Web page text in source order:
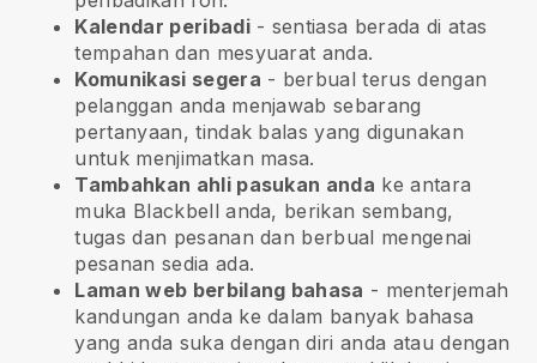
Kalendar peribadi- sentiasa berada di atas
tempahan dan mesyuarat anda.
Komunikasi segera - berbual terus dengan
pelanggan anda menjawab sebarang
pertanyaan, tindak balas yang digunakan
untuk menjimatkan masa.
Tambahkan ahli pasukan anda ke antara
muka Blackbell anda, berikan sembang,
tugas dan pesanan dan berbual mengenai
pesanan sedia ada.
Laman web berbilang bahasa - menterjemah
kandungan anda ke dalam banyak bahasa
yang anda suka dengan diri anda atau dengan